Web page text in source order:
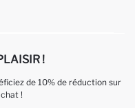
!
de 10% de réduction sur
!